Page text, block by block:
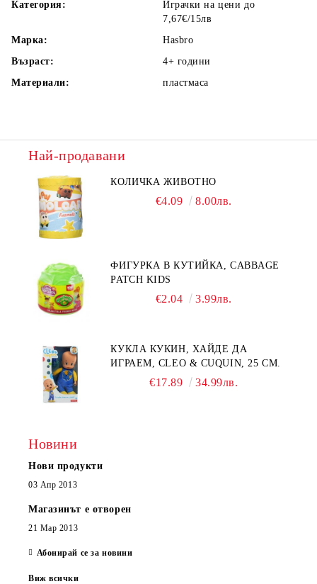
Категория:
Играчки на цени до
7,67€/15лв
Марка:
Hasbro
Възраст:
4+ години
Материали:
пластмаса
Най-продавани
КОЛИЧКА ЖИВОТНО
€4.09 8.00лв.
ФИГУРКА В КУТИЙКА, CABBAGE
PATCH KIDS
€2.04 3.99лв.
КУКЛА КУКИН, ХАЙДЕ ДА
ИГРАЕМ, CLEO & CUQUIN, 25 СМ.
€17.89 34.99лв.
Новини
Нови продукти
03 Апр 2013
Магазинът е отворен
21 Мар 2013
Абонирай се за новини
Виж всички